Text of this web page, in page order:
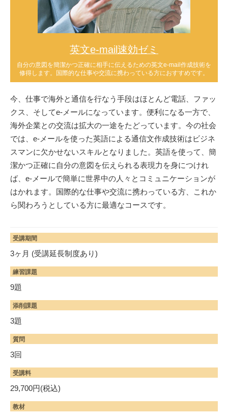
英文e-mail速効ゼミ
自分の意図を簡潔かつ正確に相手に伝えるための英文e-mail作成技術を
修得します。国際的な仕事や交流に携わっている方におすすめです。
今、仕事で海外と通信を行なう手段はほとんど電話、ファッ
クス、そしてe-メールになっています。便利になる一方で、
海外企業との交流は拡大の一途をたどっています。今の社会
では、e-メールを使った英語による通信文作成技術はビジネ
スマンに欠かせないスキルとなりました。英語を使って、簡
潔かつ正確に自分の意図を伝えられる表現力を身につけれ
ば、e-メールで簡単に世界中の人々とコミュニケーションが
はかれます。国際的な仕事や交流に携わっている方、これか
ら関わろうとしている方に最適なコースです。
受講期間
3ヶ月 (受講延長制度あり)
練習課題
9題
添削課題
3題
質問
3回
受講料
29,700円(税込)
教材